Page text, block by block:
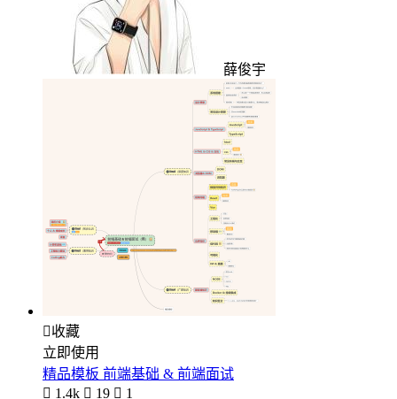
薛俊宇
收藏
立即使用
精品模板 前端基础 & 前端面试
 1.4k  19  1